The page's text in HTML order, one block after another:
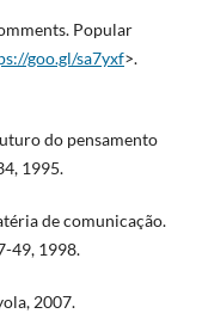
Popular
goo.gl/sa7yxf>.
do pensamento
1995.
de comunicação.
49, 1998.
2007.